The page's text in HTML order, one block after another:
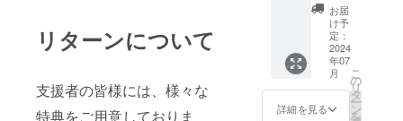
リターンについて
支援者の皆様には、様々な
特典をご用意しておりま
を想っ
て描く
アート
画(キャ
ンバス
15cm×
15cm送
料込み)
お届
け予
定：
2024
年07
月
詳細を見る
こ
の
リ
タ
ー
ン
を